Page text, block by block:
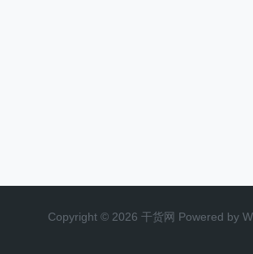
Copyright © 2026 干货网 Powered by